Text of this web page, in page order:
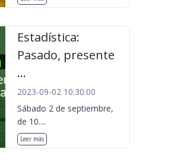
Estadística:
Pasado, presente
...
2023-09-02 10:30:00
Sábado 2 de septiembre,
de 10....
Leer más